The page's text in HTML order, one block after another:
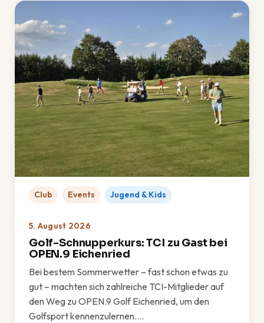
Club Events Jugend & Kids
5. August 2026
Golf-Schnupperkurs: TCI zu Gast bei
OPEN.9 Eichenried
Bei bestem Sommerwetter – fast schon etwas zu
gut – machten sich zahlreiche TCI-Mitglieder auf
den Weg zu OPEN.9 Golf Eichenried, um den
Golfsport kennenzulernen.…